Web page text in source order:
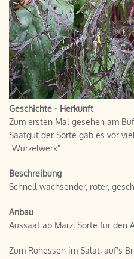
Geschichte - Herkunft
Zum ersten Mal gesehen am
Saatgut der Sorte gab es vor
"Wurzelwerk"
Beschreibung
Schnell wachsender, roter,
Anbau
Aussaat ab März, Sorte für den
Zum Rohessen im Salat, auf's